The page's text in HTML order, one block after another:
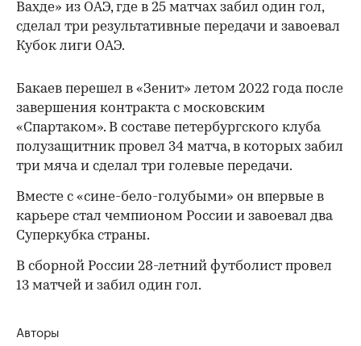
Вахде» из ОАЭ, где в 25 матчах забил один гол,
сделал три результативные передачи и завоевал
Кубок лиги ОАЭ.
00:00 / 00:00
Бакаев перешел в «Зенит» летом 2022 года после
завершения контракта с московским
«Спартаком». В составе петербургского клуба
полузащитник провел 34 матча, в которых забил
три мяча и сделал три голевые передачи.
Вместе с «сине-бело-голубыми» он впервые в
карьере стал чемпионом России и завоевал два
Суперкубка страны.
В сборной России 28-летний футболист провел
13 матчей и забил один гол.
Авторы